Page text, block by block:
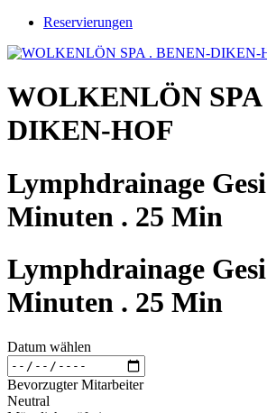
Reservierungen
WOLKENLÖN SPA
DIKEN-HOF
Lymphdrainage
Minuten . 25 Min
Lymphdrainage
Minuten . 25 Min
Datum wählen
Bevorzugter Mitarbeiter
Neutral